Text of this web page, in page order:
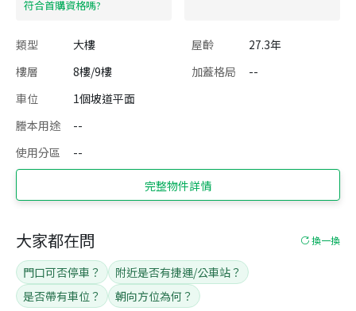
​符合首購資格嗎?
類型 大樓 屋齡
27.3年
樓層
8樓/9樓 加蓋格局
--
車位
1個坡道平面
謄本用途
--
使用分區
--
完整物件詳情
大家都在問 換一換
門口可否停車？
附近是否有捷運/公車站？
是否帶有車位？
朝向方位為何？